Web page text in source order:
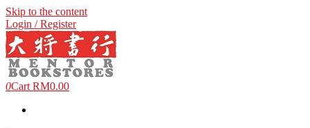
Skip to the content
Login / Register
0Cart RM0.00